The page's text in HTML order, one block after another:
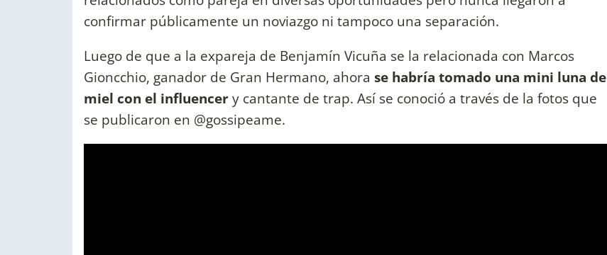
confirmar públicamente un noviazgo ni tampoco una separación.
Luego de que a la expareja de Benjamín Vicuña se la relacionada con Marcos
Gioncchio, ganador de Gran Hermano, ahora se habría tomado una mini luna de
miel con el influencery cantante de trap. Así se conoció a través de la fotos que
se publicaron en @gossipeame.